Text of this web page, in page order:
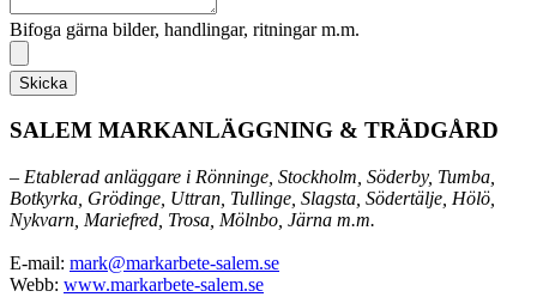
Bifoga gärna bilder, handlingar, ritningar m.m.
Skicka
SALEM MARKANLÄGGNING & TRÄDGÅRD
– Etablerad anläggare i Rönninge, Stockholm, Söderby, Tumba,
Botkyrka, Grödinge, Uttran, Tullinge, Slagsta, Södertälje, Hölö,
Nykvarn, Mariefred, Trosa, Mölnbo, Järna m.m.
E-mail: mark@markarbete-salem.se
Webb: www.markarbete-salem.se